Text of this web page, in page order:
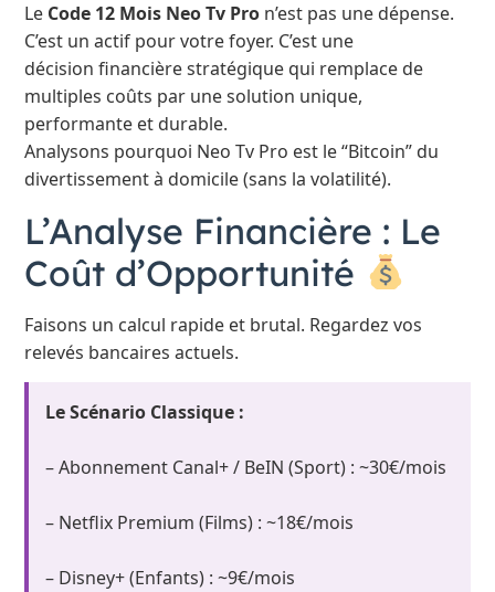
Le Code 12 Mois Neo Tv Pro n’est pas une dépense.
C’est un actif pour votre foyer. C’est une
décision financière stratégique qui remplace de
multiples coûts par une solution unique,
performante et durable.
Analysons pourquoi Neo Tv Pro est le “Bitcoin” du
divertissement à domicile (sans la volatilité).
L’Analyse Financière : Le
Coût d’Opportunité
Faisons un calcul rapide et brutal. Regardez vos
relevés bancaires actuels.
Le Scénario Classique :
– Abonnement Canal+ / BeIN (Sport) : ~30€/mois
– Netflix Premium (Films) : ~18€/mois
– Disney+ (Enfants) : ~9€/mois